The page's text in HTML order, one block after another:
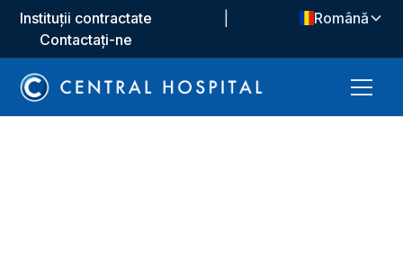
Instituții contractate
Contactați-ne
Română